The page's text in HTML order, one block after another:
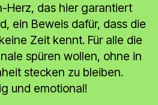
Herz, das hier garantiert
ein Beweis dafür, dass die
Zeit kennt. Für alle die
spüren wollen, ohne in
stecken zu bleiben.
und emotional!